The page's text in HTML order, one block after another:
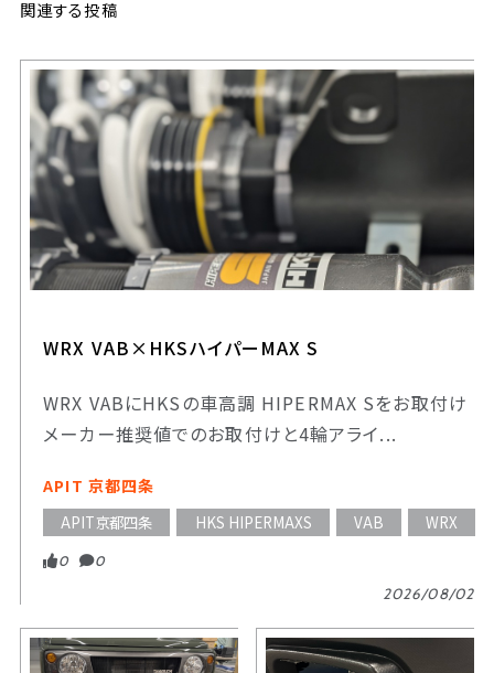
関連する投稿
2026/08/02
WRX VAB×HKSハイパーMAX S
WRX VABにHKSの車高調 HIPERMAX Sをお取付け
メーカー推奨値でのお取付けと4輪アライ...
APIT 京都四条
APIT京都四条
HKS HIPERMAXS VAB WRX
0 0